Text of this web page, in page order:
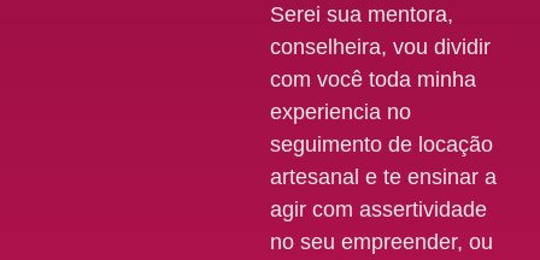
Serei sua mentora,
conselheira, vou dividir
com você toda minha
experiencia no
seguimento de locação
artesanal e te ensinar a
agir com assertividade
no seu empreender, ou